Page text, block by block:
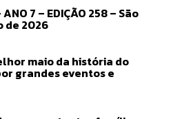
7 – EDIÇÃO 258 – São
de 2026
maio da história do
grandes eventos e